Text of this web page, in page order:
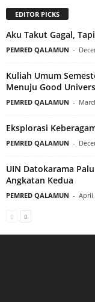
EDITOR PICKS
Aku Takut Gagal,
PEMRED QALAMUN -
Kuliah Umum
Menuju Good
PEMRED QALAMUN -
Eksplorasi
PEMRED QALAMUN -
UIN Datokarama
Angkatan Kedua
PEMRED QALAMUN - April